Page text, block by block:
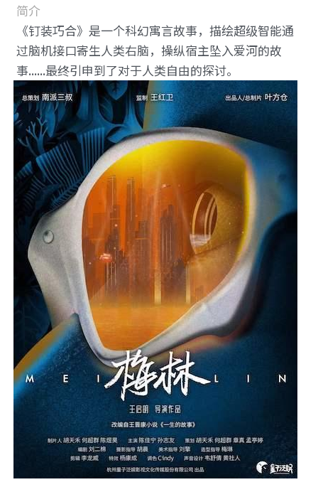
简介
《钉装巧合》是一个科幻寓言故事，描绘超级智能通
过脑机接口寄生人类右脑，操纵宿主坠入爱河的故
事......最终引申到了对于人类自由的探讨。